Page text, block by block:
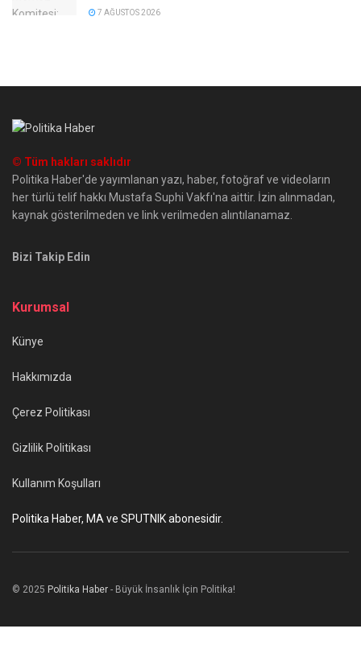
7 AĞUSTOS 2026
© Tüm hakları saklıdır
Politika Haber'de yayımlanan yazı, haber, fotoğraf ve videoların
her türlü telif hakkı Mustafa Suphi Vakfı'na aittir. İzin alınmadan,
kaynak gösterilmeden ve link verilmeden alıntılanamaz.
Bizi Takip Edin
Kurumsal
Künye
Hakkımızda
Çerez Politikası
Gizlilik Politikası
Kullanım Koşulları
Politika Haber, MA ve SPUTNIK abonesidir.
© 2025 Politika Haber - Büyük İnsanlık İçin Politika!